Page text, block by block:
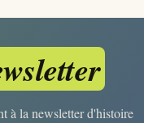
à la newsletter d'histoire